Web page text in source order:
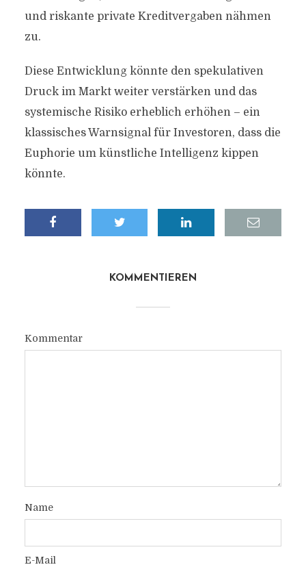
und riskante private Kreditvergaben nähmen
zu.
Diese Entwicklung könnte den spekulativen
Druck im Markt weiter verstärken und das
systemische Risiko erheblich erhöhen – ein
klassisches Warnsignal für Investoren, dass die
Euphorie um künstliche Intelligenz kippen
könnte.
KOMMENTIEREN
Kommentar
Name
E-Mail